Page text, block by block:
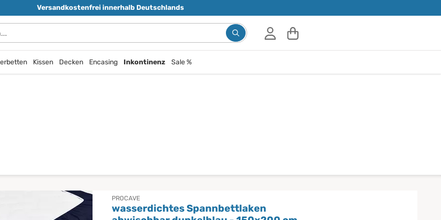
Versandkostenfrei innerhalb Deutschlands
Kissen Decken Encasing Inkontinenz Sale %
PROCAVE
wasserdichtes Spannbettlaken